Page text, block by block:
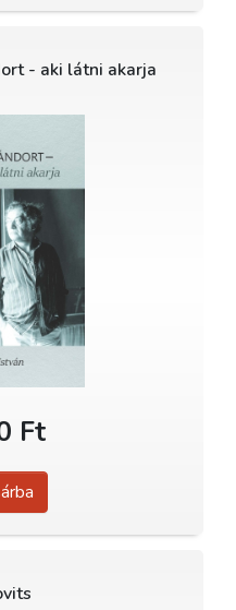
- aki látni akarja
Ft